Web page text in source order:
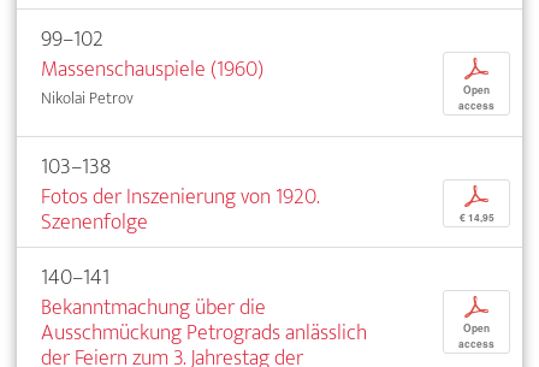
99–102
Massenschauspiele (1960)
Nikolai Petrov
p
Open
access
103–138
Fotos der Inszenierung von 1920.
Szenenfolge
p
€ 14,95
140–141
Bekanntmachung über die
Ausschmückung Petrograds anlässlich
der Feiern zum 3. Jahrestag der
p
Open
access